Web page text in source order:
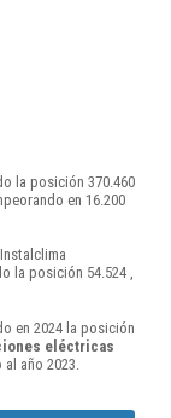
la posición 370.460
en 16.200
la posición 54.524 ,
en 2024 la posición
eléctricas
año 2023.